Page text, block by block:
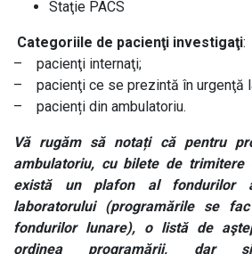
Staţie PACS
Categoriile de pacienţi investigaţi:
– pacienţi internaţi;
– pacienţi ce se prezintă în urgenţă
– pacienți din ambulatoriu.
Vă rugăm să notați că pentru
ambulatoriu, cu bilete de trimitere
există un plafon al fondurilor
laboratorului (programările se
fondurilor lunare), o listă de
ordinea programării, dar